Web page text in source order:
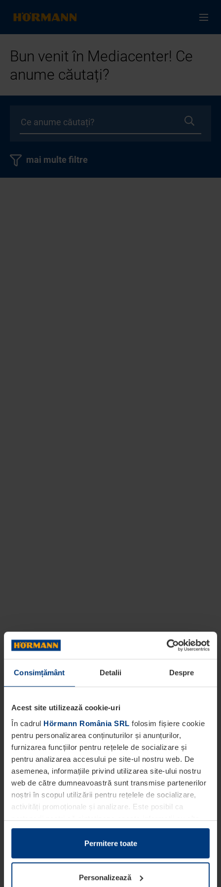
Consimțământ Detalii Despre
Acest site utilizează cookie-uri
În cadrul Hörmann România SRL folosim fișiere cookie
pentru personalizarea conținuturilor și anunțurilor,
furnizarea funcțiilor pentru rețelele de socializare și
pentru analizarea accesului pe site-ul nostru web. De
asemenea, informațiile privind utilizarea site-ului nostru
web de către dumneavoastră sunt transmise partenerilor
noștri în scopul utilizării pentru rețelele de socializare,
activități promoționale și analizare. Este posibil ca
partenerii noștri să sintetizeze aceste informații cu alte
date pe care dumneavoastră le-ați pus la dispoziția
acestora ori care au fost colectate în cadrul utilizării
Din punct de vedere legal, putem stoca fișiere cookie pe
dispozitivul dumneavoastră în cazul în care acestea sunt
Permitere toate
Personalizează
Bun venit în Mediacenter! Ce
anume căutați?
mai multe filtre